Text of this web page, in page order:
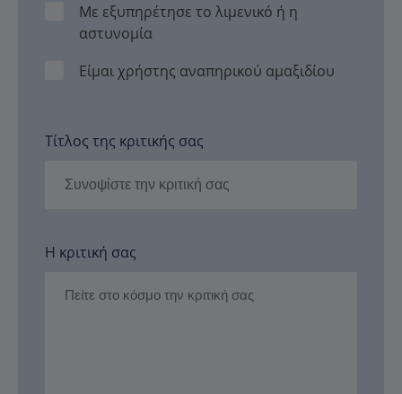
Με εξυπηρέτησε το λιμενικό ή η
αστυνομία
Είμαι χρήστης αναπηρικού αμαξιδίου
Τίτλος της κριτικής σας
Η κριτική σας